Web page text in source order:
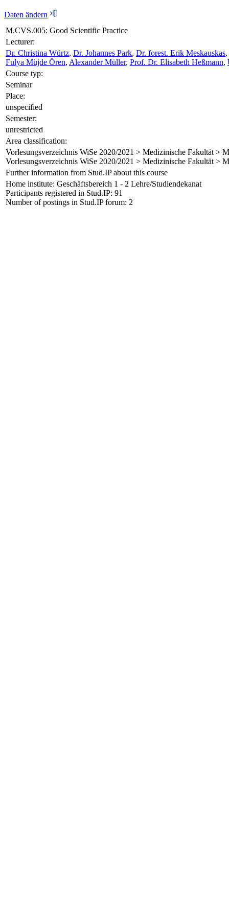
Daten ändern
M.CVS.005: Good Scientific Practice
Lecturer:
Dr. Christina Würtz, Dr. Johannes Park, Dr. forest. Erik Meskauskas,
Fulya Müjde Ören, Alexander Müller, Prof. Dr. Elisabeth Heßmann,
Course typ:
Seminar
Place:
unspecified
Semester:
unrestricted
Area classification:
Vorlesungsverzeichnis WiSe 2020/2021 > Medizinische Fakultät >
Vorlesungsverzeichnis WiSe 2020/2021 > Medizinische Fakultät >
Further information from Stud.IP about this course
Home institute: Geschäftsbereich 1 - 2 Lehre/Studiendekanat
Participants registered in Stud.IP: 91
Number of postings in Stud.IP forum: 2